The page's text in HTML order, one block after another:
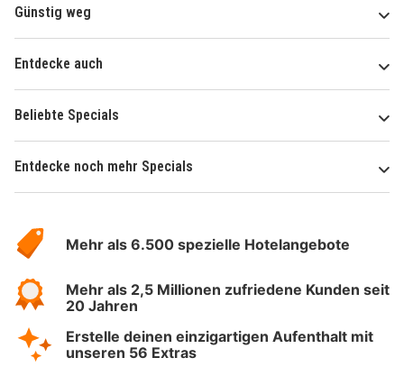
Günstig weg
Entdecke auch
Beliebte Specials
Entdecke noch mehr Specials
Hotelspecials
Mehr als 6.500 spezielle Hotelangebote
Mehr als 2,5 Millionen zufriedene Kunden seit
20 Jahren
Erstelle deinen einzigartigen Aufenthalt mit
unseren 56 Extras